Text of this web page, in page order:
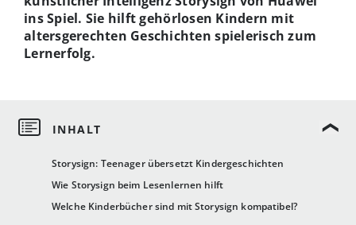
Storysign: Teenager übersetzt Kindergeschichten
Wie Storysign beim Lesenlernen hilft
Welche Kinderbücher sind mit Storysign kompatibel?
ins Spiel. Sie hilft gehörlosen Kindern mit
altersgerechten Geschichten spielerisch zum
Lernerfolg.